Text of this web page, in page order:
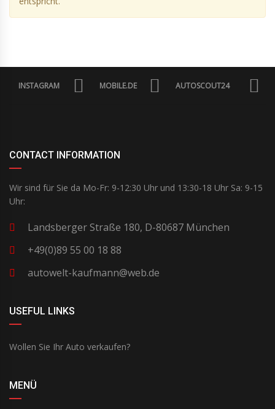
INSTAGRAM MOBILE.DE AUTOSCOUT24
CONTACT INFORMATION
Wir sind für Sie da Mo-Fr: 9-12:30 Uhr und 13:30-18 Uhr Sa: 9-15
Uhr:
Landsberger Straße 180, D-80687 München
+49(0)89 55 00 18 88
autowelt-kaufmann@web.de
USEFUL LINKS
Wollen Sie Ihr Auto verkaufen?
MENÜ